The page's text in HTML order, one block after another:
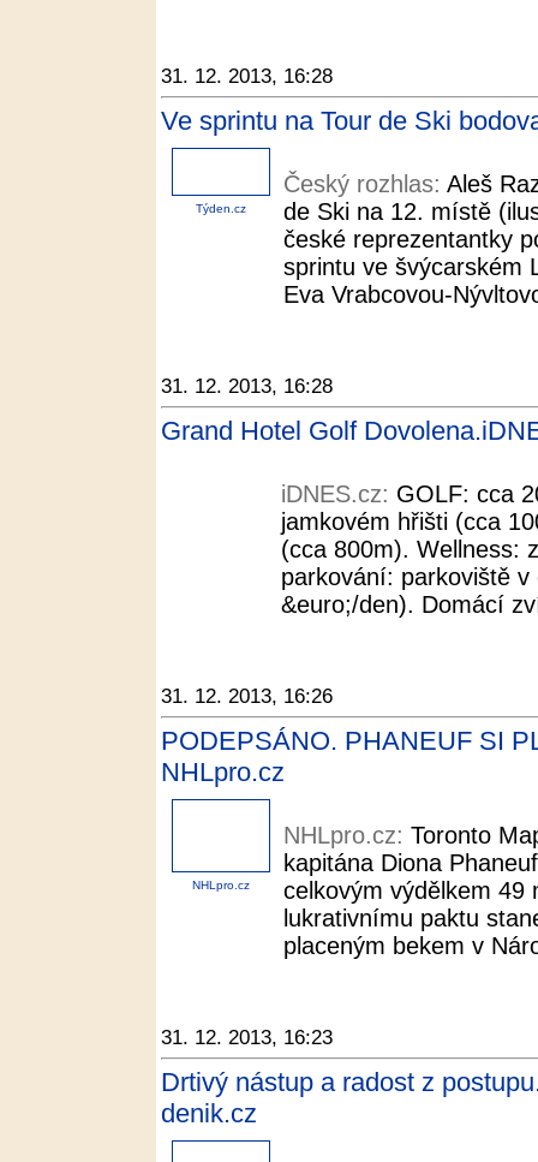
31. 12. 2013, 16:28
Ve sprintu na Tour de Ski
Týden.cz
Český rozhlas: Aleš
de Ski na 12. místě
české reprezentantky
sprintu ve švýcarském
Eva Vrabcovou-
31. 12. 2013, 16:28
Grand Hotel Golf
iDNES.cz: GOLF: cca
jamkovém hřišti (cca
(cca 800m). Wellness:
parkování: parkoviště
&euro;/den). Domácí
31. 12. 2013, 16:26
PODEPSÁNO. PHANEUF SI
NHLpro.cz
NHLpro.cz
NHLpro.cz: Toronto
kapitána Diona
celkovým výdělkem 49
lukrativnímu paktu
placeným bekem v
31. 12. 2013, 16:23
Drtivý nástup a radost z
denik.cz